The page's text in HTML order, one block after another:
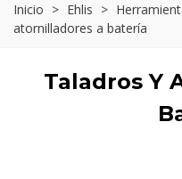
Inicio > Ehlis >
atornilladores a batería
Taladros Y